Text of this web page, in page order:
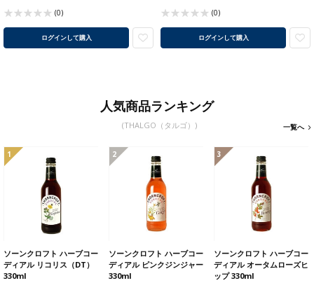
(0)
ログインして購入
(0)
ログインして購入
人気商品ランキング
(THALGO（タルゴ）) 一覧へ
1
ソーンクロフト ハーブコー
ディアル リコリス（DT）
330ml
2
ソーンクロフト ハーブコー
ディアル ピンクジンジャー
330ml
3
ソーンクロフト ハーブコー
ディアル オータムローズヒ
ップ 330ml